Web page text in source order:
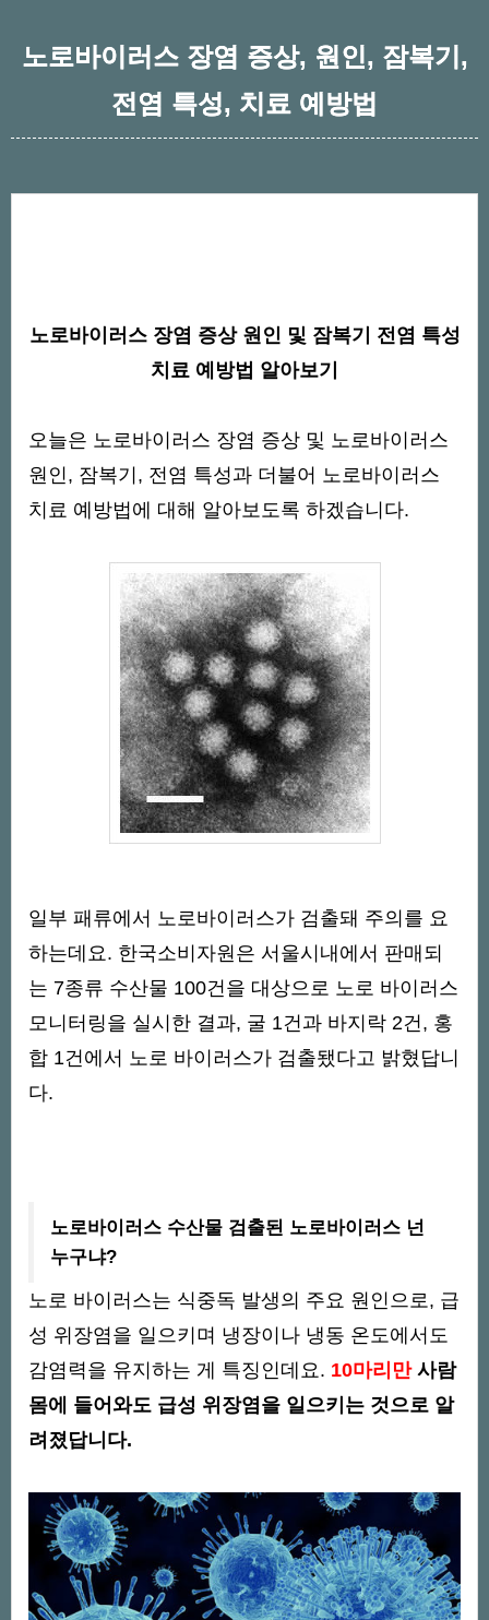
노로바이러스 장염 증상, 원인, 잠복기,
전염 특성, 치료 예방법
노로바이러스 장염 증상 원인 및 잠복기 전염 특성
치료 예방법 알아보기
오늘은 노로바이러스 장염 증상 및 노로바이러스
원인, 잠복기, 전염 특성과 더불어 노로바이러스
치료 예방법에 대해 알아보도록 하겠습니다.
일부 패류에서 노로바이러스가 검출돼 주의를 요
하는데요. 한국소비자원은 서울시내에서 판매되
는 7종류 수산물 100건을 대상으로 노로 바이러스
모니터링을 실시한 결과, 굴 1건과 바지락 2건, 홍
합 1건에서 노로 바이러스가 검출됐다고 밝혔답니
다.
노로바이러스 수산물 검출된 노로바이러스 넌
누구냐?
노로 바이러스는 식중독 발생의 주요 원인으로, 급
성 위장염을 일으키며 냉장이나 냉동 온도에서도
감염력을 유지하는 게 특징인데요. 10마리만 사람
몸에 들어와도 급성 위장염을 일으키는 것으로 알
려졌답니다.